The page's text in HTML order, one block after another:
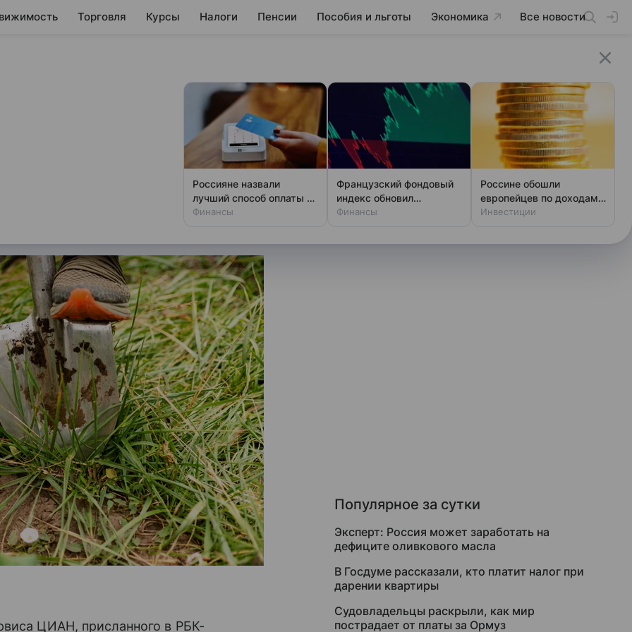
Торговля Курсы Налоги Пенсии Пособия и льготы Экономика Все новости
подорожали на четверть,
Тюменской области
ЦИАН, присланного в РБК-
Популярное за сутки
Эксперт: Россия может заработать на
дефиците оливкового масла
В Госдуме рассказали, кто платит налог при
дарении квартиры
Судовладельцы раскрыли, как мир
пострадает от платы за Ормуз
Россияне назвали
лучший способ оплаты за
границей
Финансы
Французский фондовый
индекс обновил
исторический рекорд
Финансы
Россине обошли
европейцев по доходам:
что скрывает статистика
Инвестиции